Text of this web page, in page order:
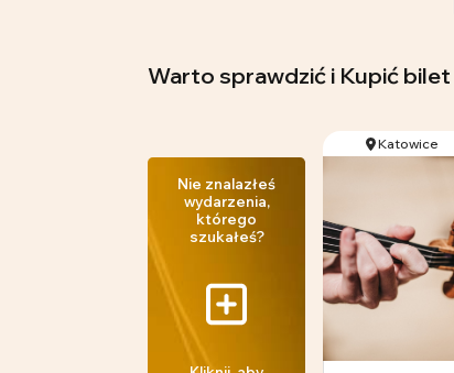
Warto sprawdzić i Kupić
Nie znalazłeś
wydarzenia,
którego
szukałeś?
Katowice